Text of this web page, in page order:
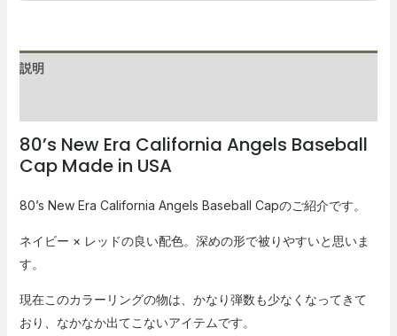
説明
80’s New Era California Angels Baseball
Cap Made in USA
80’s New Era California Angels Baseball Capのご紹介です。
ネイビー × レッドの良い配色。深めの形で被りやすいと思いま
す。
現在このカラーリングの物は、かなり弾数も少なくなってきて
おり、なかなか出てこないアイテムです。